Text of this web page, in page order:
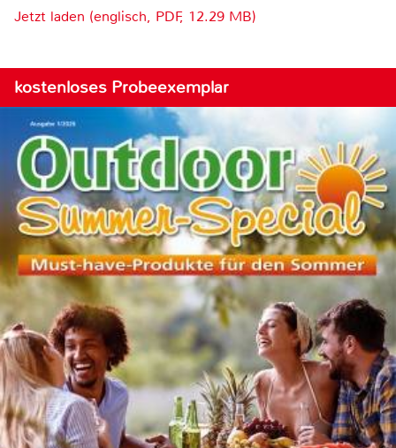
Jetzt laden (englisch, PDF, 12.29 MB)
kostenloses Probeexemplar